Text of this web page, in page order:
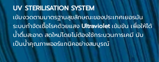
UV STERILISATIONSYSTEM
เข้มงวดตามมาตรฐานสุขลักษณะของประเทศเยอรมัน
ระบบกำจัดเชื้อโรคด้วยแสงUltravioletเข้มข้น เพื่อให้ได้
น้ำดื่มสะอาด สดใหม่โดยไม่ต้องใช้กระบวนการเคมี นับ
เป็นน้ำคุณภาพออร์แกนิคอย่างสมบูรณ์